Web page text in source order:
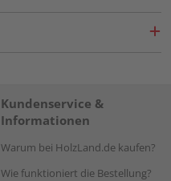
Kundenservice &
Informationen
Warum bei HolzLand.de kaufen?
Wie funktioniert die Bestellung?